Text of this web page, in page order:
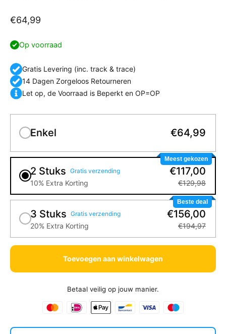
Aanbiedingsprijs
€64,99
Op voorraad
Gratis Levering (inc. track & trace)
14 Dagen Zorgeloos Retourneren
Let op, de Voorraad is Beperkt en OP=OP
Enkel €64,99
Meest gekozen
2 Stuks Gratis verzending
10% Extra Korting
€117,00
€129,98
Beste deal
3 Stuks Gratis verzending
20% Extra Korting
€156,00
€194,97
Toevoegen aan winkelwagen
Betaal veilig op jouw manier.